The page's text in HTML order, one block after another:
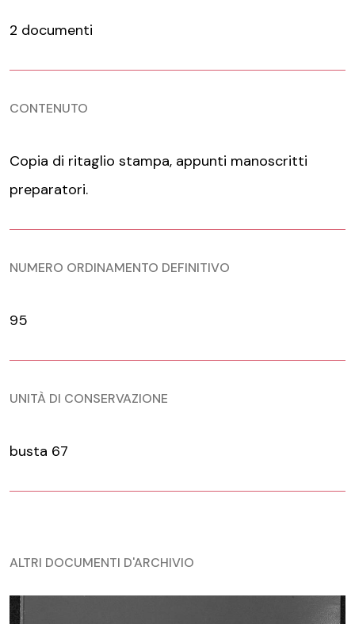
2 documenti
CONTENUTO
Copia di ritaglio stampa, appunti manoscritti
preparatori.
NUMERO ORDINAMENTO DEFINITIVO
95
UNITÀ DI CONSERVAZIONE
busta 67
ALTRI DOCUMENTI D'ARCHIVIO